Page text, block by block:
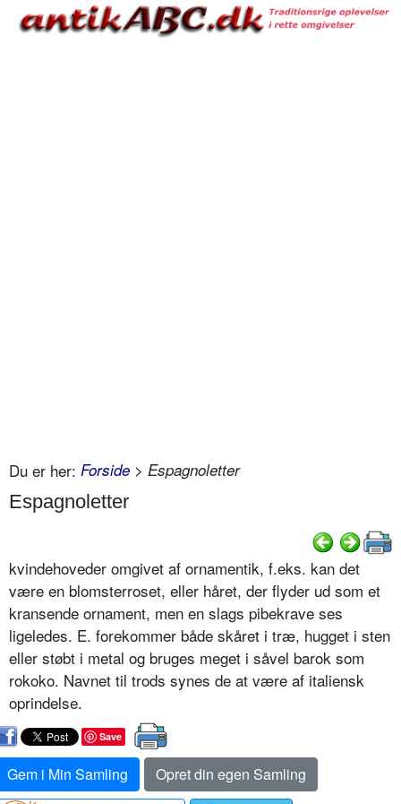
Du er her: Forside > Espagnoletter
Espagnoletter
kvindehoveder omgivet af ornamentik, f.eks. kan det
være en blomsterroset, eller håret, der flyder ud som et
kransende ornament, men en slags pibekrave ses
ligeledes. E. forekommer både skåret i træ, hugget i sten
eller støbt i metal og bruges meget i såvel barok som
rokoko. Navnet til trods synes de at være af italiensk
oprindelse.
Save
Gem i Min Samling
Opret din egen Samling